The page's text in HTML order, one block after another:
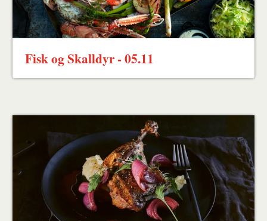
Fisk og Skalldyr - 05.11